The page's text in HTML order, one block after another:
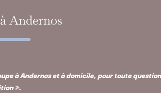
Andernos
à Andernos et à domicile, pour toute
».